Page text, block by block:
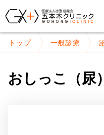
トップ 一般診療
おしっこ（尿